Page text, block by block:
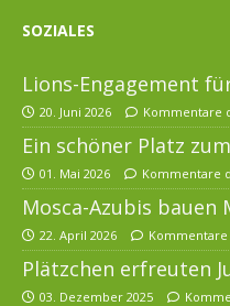
SOZIALES
Lions-Engagement
20. Juni 2026 Kommentare
Ein schöner Platz
01. Mai 2026 Kommentare
Mosca-Azubis bauen
22. April 2026
Plätzchen erfreuten
03. Dezember 2025